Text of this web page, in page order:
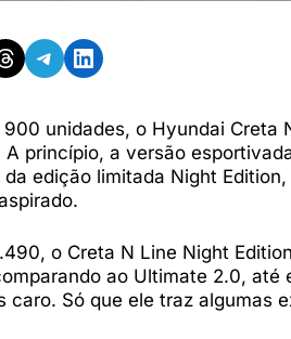
Facebook
on Threads
Share on Telegram
Share on LinkedIn
unidades, o Hyundai Creta
princípio, a versão
edição limitada Night
o Creta N Line Night
ao Ultimate 2.0, até
caro. Só que ele traz algumas